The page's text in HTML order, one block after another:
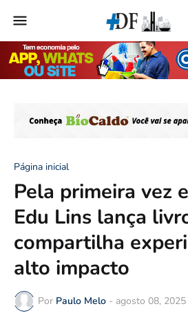
Página inicial
Pela primeira vez
Edu Lins lança
compartilha
alto impacto
Por Paulo Melo - agosto 08, 2025